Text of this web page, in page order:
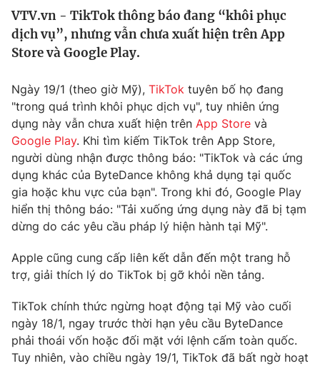
Thế giới
Tin tức
Câu chuyện quốc tế
Kinh tế
Tài chính
Thị trường
Góc doanh nghiệp
Dữ liệu và đời sống
Truyền hình
Phim VTV
Hậu trường
Nhân vật
Giải sao mai
Giải trí
Điện ảnh
Âm nhạc
Sao
Đời sống
Làm đẹp
Chất lượng cuộc sống
Giáo dục
Học trực tuyến
Công nghệ
Hitech Công nghệ tương lai
Sản phẩm
Giao lưu trực tuyến
VTV.vn - TikTok thông báo đang “khôi phục
dịch vụ”, nhưng vẫn chưa xuất hiện trên App
Store và Google Play.
Ngày 19/1 (theo giờ Mỹ), TikTok tuyên bố họ đang
"trong quá trình khôi phục dịch vụ", tuy nhiên ứng
dụng này vẫn chưa xuất hiện trên App Store và
Google Play. Khi tìm kiếm TikTok trên App Store,
người dùng nhận được thông báo: "TikTok và các ứng
dụng khác của ByteDance không khả dụng tại quốc
gia hoặc khu vực của bạn". Trong khi đó, Google Play
hiển thị thông báo: "Tải xuống ứng dụng này đã bị tạm
dừng do các yêu cầu pháp lý hiện hành tại Mỹ".
Apple cũng cung cấp liên kết dẫn đến một trang hỗ
trợ, giải thích lý do TikTok bị gỡ khỏi nền tảng.
TikTok chính thức ngừng hoạt động tại Mỹ vào cuối
ngày 18/1, ngay trước thời hạn yêu cầu ByteDance
phải thoái vốn hoặc đối mặt với lệnh cấm toàn quốc.
Tuy nhiên, vào chiều ngày 19/1, TikTok đã bất ngờ hoạt